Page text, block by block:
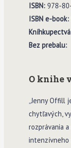
ISBN: 978-
ISBN e-book:
Bez prebalu:
O knihe
„Jenny Offill
chytľavých,
rozprávania
intenzívneho